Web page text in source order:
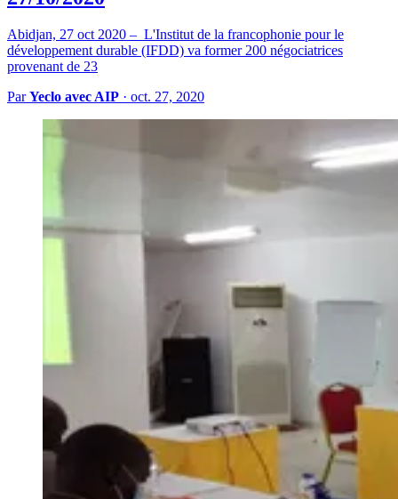
Abidjan, 27 oct 2020 – L'Institut de la francophonie pour le
développement durable (IFDD) va former 200 négociatrices
provenant de 23
ParYeclo avec AIP · oct. 27, 2020